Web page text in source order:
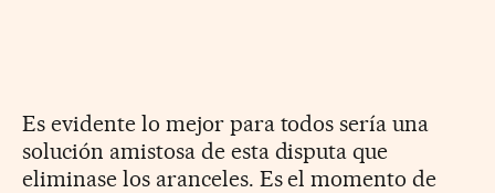
Es evidente lo mejor para todos sería una
solución amistosa de esta disputa que
eliminase los aranceles. Es el momento de